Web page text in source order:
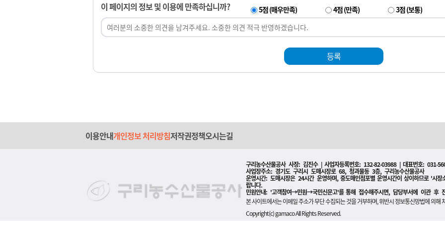
이 페이지의 정보 및 이용에 만족하십니까? 5점 (매우만족) 4점 (만족) 3점 (보통)
등록
이용안내개인정보 처리방침저작권정책오시는길
구리농수산물공사 사장: 김진수 | 사업자등록번호: 132-82-03988 | 대표번호: 031-
사업장주소: 경기도 구리시 도매시장로 68, 청과물동 3층, 구리농수산물공사
운영시간: 도매시장은 24시간 운영하며, 중도매인점포별 운영시간이 상이하므로 '
랍니다.
민원안내: '고객참여→민원→국민신문고'를 통해 접수해주시면, 담당부서에 이관 후
본 사이트에서는 이메일 주소가 무단 수집되는 것을 거부하며, 위반시 정보통신망법에 의해
Copyright(c) gamaco All Rights Reserved.